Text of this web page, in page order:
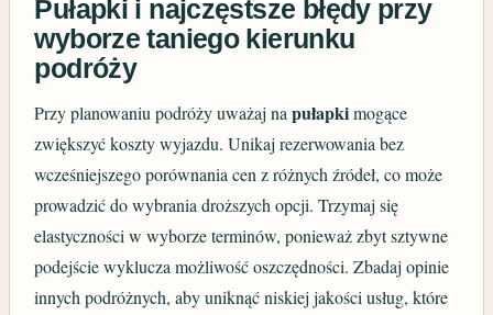
Pułapki i najczęstsze błędy przy
wyborze taniego kierunku
podróży
Przy planowaniu podróży uważaj napułapkimogące
zwiększyć koszty wyjazdu. Unikaj rezerwowania bez
wcześniejszego porównania cen z różnych źródeł, co może
prowadzić do wybrania droższych opcji. Trzymaj się
elastyczności w wyborze terminów, ponieważ zbyt sztywne
podejście wyklucza możliwość oszczędności. Zbadaj opinie
innych podróżnych, aby uniknąć niskiej jakości usług, które